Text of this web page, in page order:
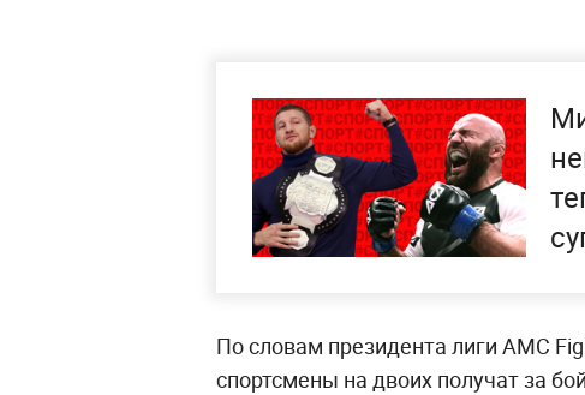
По словам президента лиги AMC
спортсмены на двоих получат за